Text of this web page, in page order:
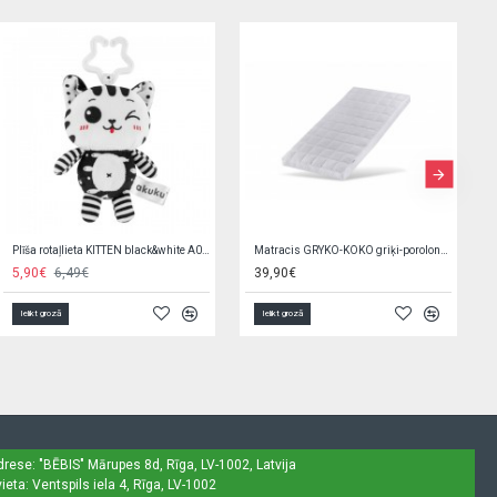
G/v komplekts SWEET SAFARI K-2P135 (sega,spilvens)
23,90€
Ielikt grozā
Sport Cup with Foldable Spout 400 ml CARS 56/618
5,50€
Ielikt grozā
"BĒBIS" Mārupes 8d, Rīga, LV-1002, Latvija
Ventspils iela 4, Rīga, LV-1002